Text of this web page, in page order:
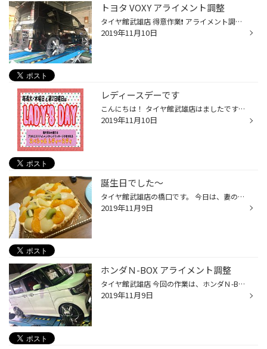
トヨタ VOXY アライメント調整
タイヤ館武雄店 得意作業❗️ アライメント調整‼️ 今回はトヨタのVOXY アライメント調整だけでも 大歓迎です❗️ これが、測定した画像です。 フロントのトーがアウトに なってますね 人間で言うと、ガニ股状態ですね そして調整した後の数値です 赤から緑になって左右の数値が 同じになりましたね ア...
2019年11月10日
レディースデーです
こんにちは！ タイヤ館武雄店はましたです＾＾ 本日１１月１０日、第二日曜は レディースデー(*^^)v
2019年11月10日
誕生日でした〜
タイヤ館武雄店の橋口です。 今日は、妻の誕生日でした いつものように、ケーキ買って 帰ろうと計画してましたが なんと朝から妻が作ったまして しかも2つも‼️ フルーツタルトとチーズケーキ オマケに三女も カップケーキ❗️ もう食べれません・・・
2019年11月9日
ホンダＮ-BOX アライメント調整
タイヤ館武雄店 今回の作業は、ホンダＮ-BOX アライメント調整です。 先日、タイヤとホイールを交換されて 車高もダウンされましたので アライメント調整 必須ですね 車高が変化すると タイヤホイールの取り付け角度も 変化してしまいます。 アライメントの事なら タイヤ館武雄店へいつでも ご相談...
2019年11月9日